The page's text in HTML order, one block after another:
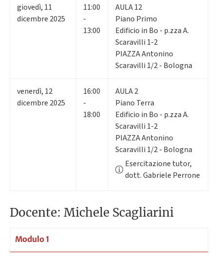
giovedì, 11
dicembre 2025
11:00
-
13:00
AULA 12
Piano Primo
Edificio in Bo - p.zza A.
Scaravilli 1-2
PIAZZA Antonino
Scaravilli 1/2 - Bologna
venerdì, 12
dicembre 2025
16:00
-
18:00
AULA 2
Piano Terra
Edificio in Bo - p.zza A.
Scaravilli 1-2
PIAZZA Antonino
Scaravilli 1/2 - Bologna
Esercitazione tutor,
dott. Gabriele Perrone
Docente: Michele Scagliarini
Modulo 1